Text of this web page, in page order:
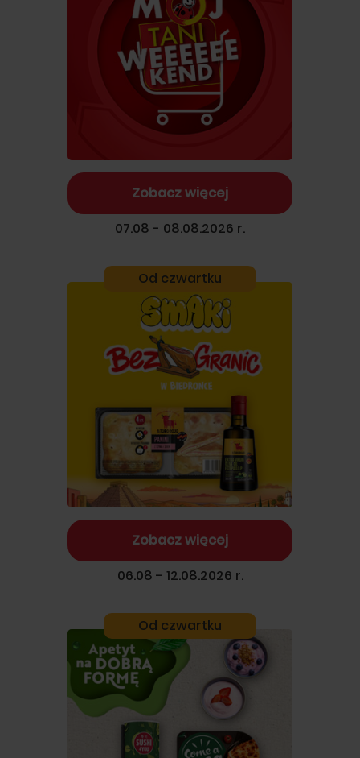
Zobacz więcej
07.08 - 08.08.2026 r.
Od czwartku
Zobacz więcej
06.08 - 12.08.2026 r.
Od czwartku